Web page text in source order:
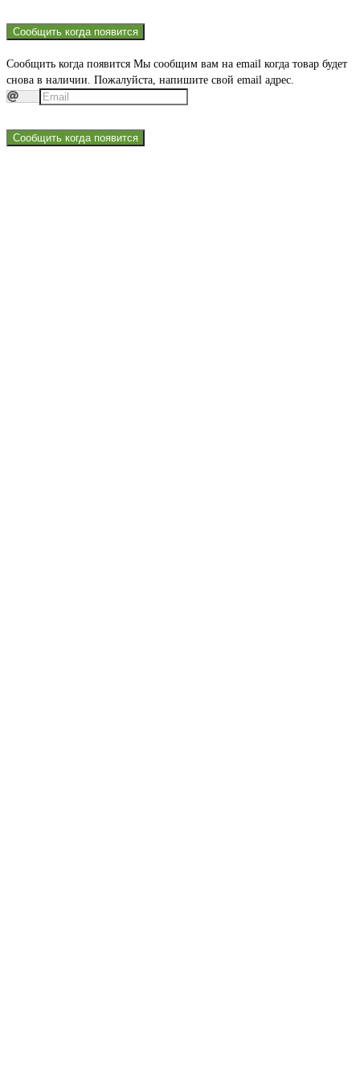
Сообщить когда появится
Сообщить когда появится Мы сообщим вам на email когда товар будет
снова в наличии. Пожалуйста, напишите свой email адрес.
Сообщить когда появится